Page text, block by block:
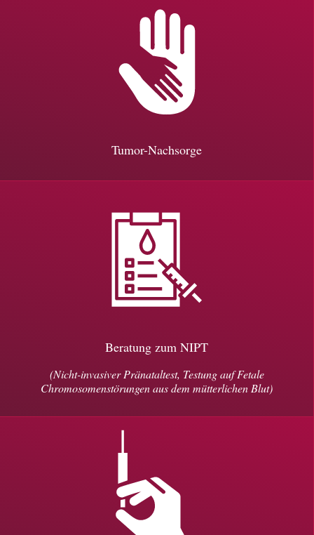
Tumor-Nachsorge
Beratung zum NIPT
(Nicht-invasiver Pränataltest, Testung auf Fetale
Chromosomenstörungen aus dem mütterlichen Blut)